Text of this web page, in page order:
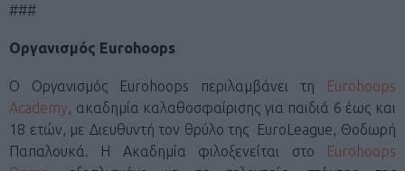
###
Οργανισμός Eurohoops
Ο Οργανισμός Eurohoops περιλαμβάνει τη
Eurohoops
Academy, ακαδημία καλαθοσφαίρισης για παιδιά 6 έως και
18 ετών, με Διευθυντή τον θρύλο της EuroLeague, Θοδωρή
Παπαλουκά. Η Ακαδημία φιλοξενείται στο
Eurohoops